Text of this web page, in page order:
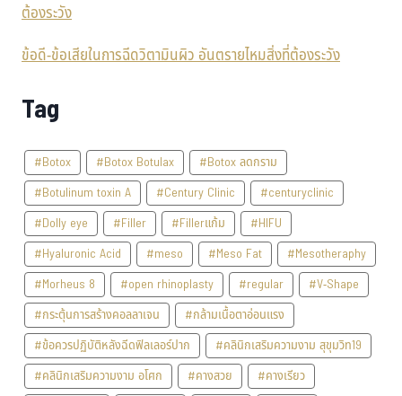
ข้อดี-ข้อเสียในการฉีดวิตามินผิว อันตรายไหมสิ่งที่ต้องระวัง
Tag
#Botox #Botox Botulax
#Botox ลดกราม
#Botulinum toxin A
#Century Clinic
#centuryclinic
#Dolly eye
#Filler #Fillerแก้ม
#HIFU
#Hyaluronic Acid
#meso #Meso Fat
#Mesotheraphy
#Morheus 8
#open rhinoplasty #regular
#V-Shape
#กระตุ้นการสร้างคอลลาเจน
#กล้ามเนื้อตาอ่อนแรง
#ข้อควรปฏิบัติหลังฉีดฟิลเลอร์ปาก
#คลินิกเสริมความงาม สุขุมวิท19
#คลินิกเสริมความงาม อโศก
#คางสวย
#คางเรียว